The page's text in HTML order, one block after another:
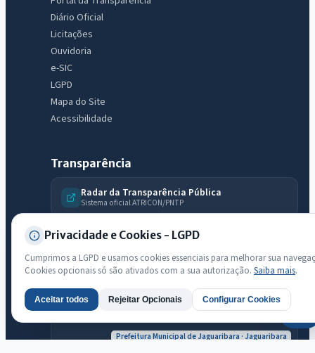
Diário Oficial
Licitações
Ouvidoria
e-SIC
LGPD
Mapa do Site
Acessibilidade
Transparência
Radar da Transparência Pública
Sistema oficial ATRICON/PNTP
Diagnóstico Atricon
Índice de transparência
Prefeitura Municipal de Jaguaribara · Jaguaribara
Privacidade e Cookies - LGPD
Cumprimos a LGPD e usamos cookies essenciais para melhorar sua
Cookies opcionais só são ativados com a sua autorização. Saiba mais.
Aceitar todos Rejeitar Opcionais Configurar Cookies
licitações, estrutura ou transparência do município.
Licitações abertas